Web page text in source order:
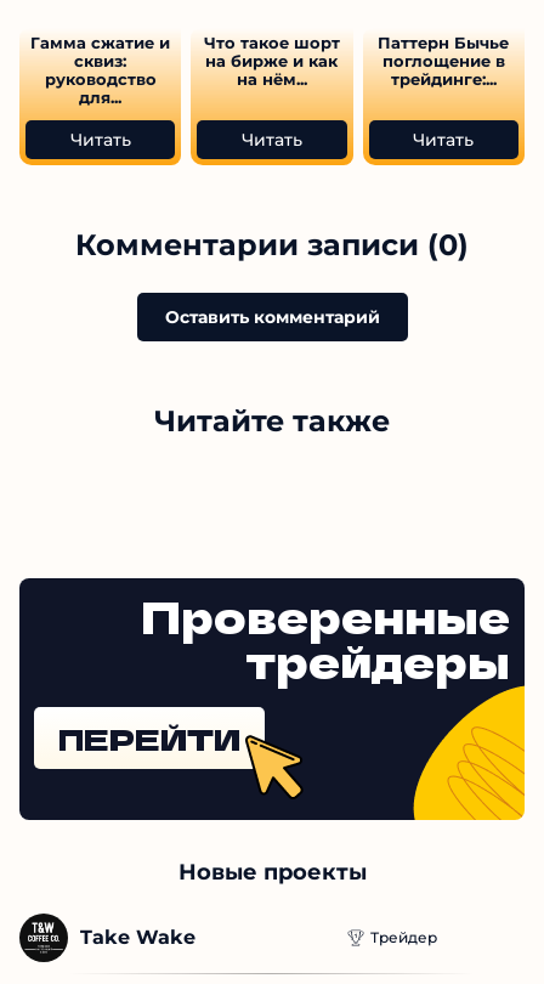
Гамма сжатие и
сквиз:
руководство
для...
Читать
Что такое шорт
на бирже и как
на нём...
Читать
Паттерн Бычье
поглощение в
трейдинге:...
Читать
Комментарии записи (0)
Оставить комментарий
Читайте также
Проверенные
трейдеры
ПЕРЕЙТИ
Новые проекты
Take Wake Трейдер